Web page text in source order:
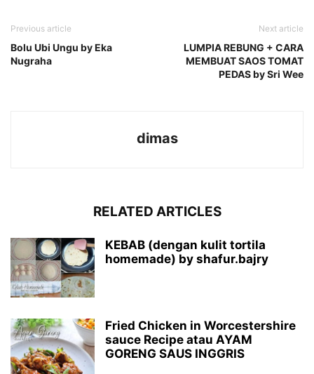
Previous article
Bolu Ubi Ungu by Eka
Nugraha
Next article
LUMPIA REBUNG + CARA
MEMBUAT SAOS TOMAT
PEDAS by Sri Wee
dimas
RELATED ARTICLES
KEBAB (dengan kulit tortila
homemade) by shafur.bajry
Fried Chicken in Worcestershire
sauce Recipe atau AYAM
GORENG SAUS INGGRIS